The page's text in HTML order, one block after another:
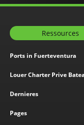
Ressources
Ports in Fuerteventura
Louer Charter Prive
Dernieres
Pages